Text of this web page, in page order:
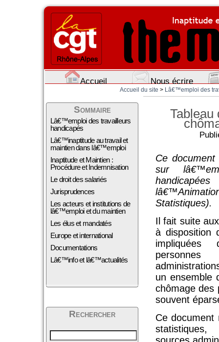
Accueil Nous écrire
Accueil du site > Lâ€™emploi des
Sommaire
Lâ€™emploi des travailleurs
handicapés
Lâ€™inaptitude au travail et
maintien dans lâ€™emploi
Inaptitude et Maintien :
Procédure et Indemnisation
Le droit des salariés
Jurisprudences
Les acteurs et institutions de
lâ€™emploi et du maintien
Les élus et mandatés
Europe et international
Documentations
Lâ€™info et lâ€™actualités
Rechercher
Ce
sur
Statistiques).
Il fait suite
à disposition
impliquées
personnes
un ensemble
chômage des
souvent
Ce document
statistiques,